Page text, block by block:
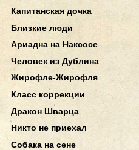
Капитанская дочка
Близкие люди
Ариадна на Наксосе
Человек из Дублина
Жирофле-Жирофля
Класс коррекции
Дракон Шварца
Никто не приехал
Собака на сене